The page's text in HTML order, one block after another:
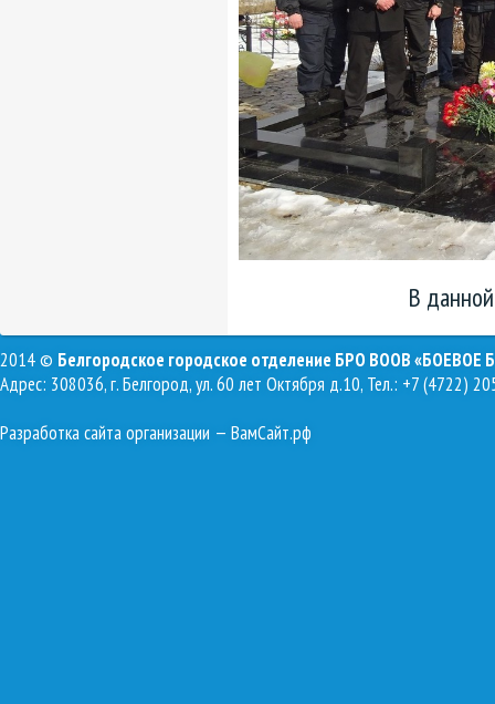
В
2014 © Белгородское городское отделение БРО ВООВ «БОЕВОЕ
Адрес: 308036, г. Белгород, ул. 60 лет Октября д.10, Тел.: +7 (4722)
Разработка сайта организации — ВамСайт.рф